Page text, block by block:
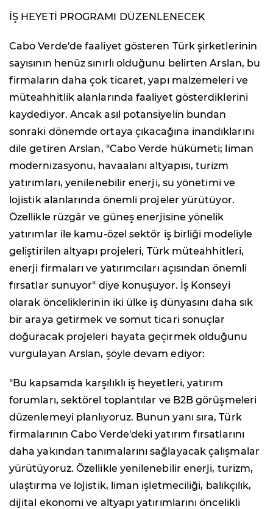
İŞ HEYETİ PROGRAMI DÜZENLENECEK
Cabo Verde'de faaliyet gösteren Türk şirketlerinin
sayısının henüz sınırlı olduğunu belirten Arslan, bu
firmaların daha çok ticaret, yapı malzemeleri ve
müteahhitlik alanlarında faaliyet gösterdiklerini
kaydediyor. Ancak asıl potansiyelin bundan
sonraki dönemde ortaya çıkacağına inandıklarını
dile getiren Arslan, "Cabo Verde hükümeti; liman
modernizasyonu, havaalanı altyapısı, turizm
yatırımları, yenilenebilir enerji, su yönetimi ve
lojistik alanlarında önemli projeler yürütüyor.
Özellikle rüzgâr ve güneş enerjisine yönelik
yatırımlar ile kamu-özel sektör iş birliği modeliyle
geliştirilen altyapı projeleri, Türk müteahhitleri,
enerji firmaları ve yatırımcıları açısından önemli
fırsatlar sunuyor" diye konuşuyor. İş Konseyi
olarak önceliklerinin iki ülke iş dünyasını daha sık
bir araya getirmek ve somut ticari sonuçlar
doğuracak projeleri hayata geçirmek olduğunu
vurgulayan Arslan, şöyle devam ediyor:
"Bu kapsamda karşılıklı iş heyetleri, yatırım
forumları, sektörel toplantılar ve B2B görüşmeleri
düzenlemeyi planlıyoruz. Bunun yanı sıra, Türk
firmalarının Cabo Verde'deki yatırım fırsatlarını
daha yakından tanımalarını sağlayacak çalışmalar
yürütüyoruz. Özellikle yenilenebilir enerji, turizm,
ulaştırma ve lojistik, liman işletmeciliği, balıkçılık,
dijital ekonomi ve altyapı yatırımlarını öncelikli